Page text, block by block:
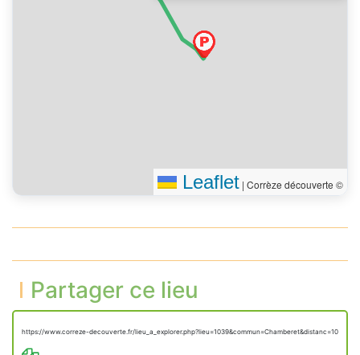
Leaflet | Corrèze découverte ©
Partager ce lieu
https://www.correze-decouverte.fr/lieu_a_explorer.php?lieu=1039&commun=Chamberet&distanc=10